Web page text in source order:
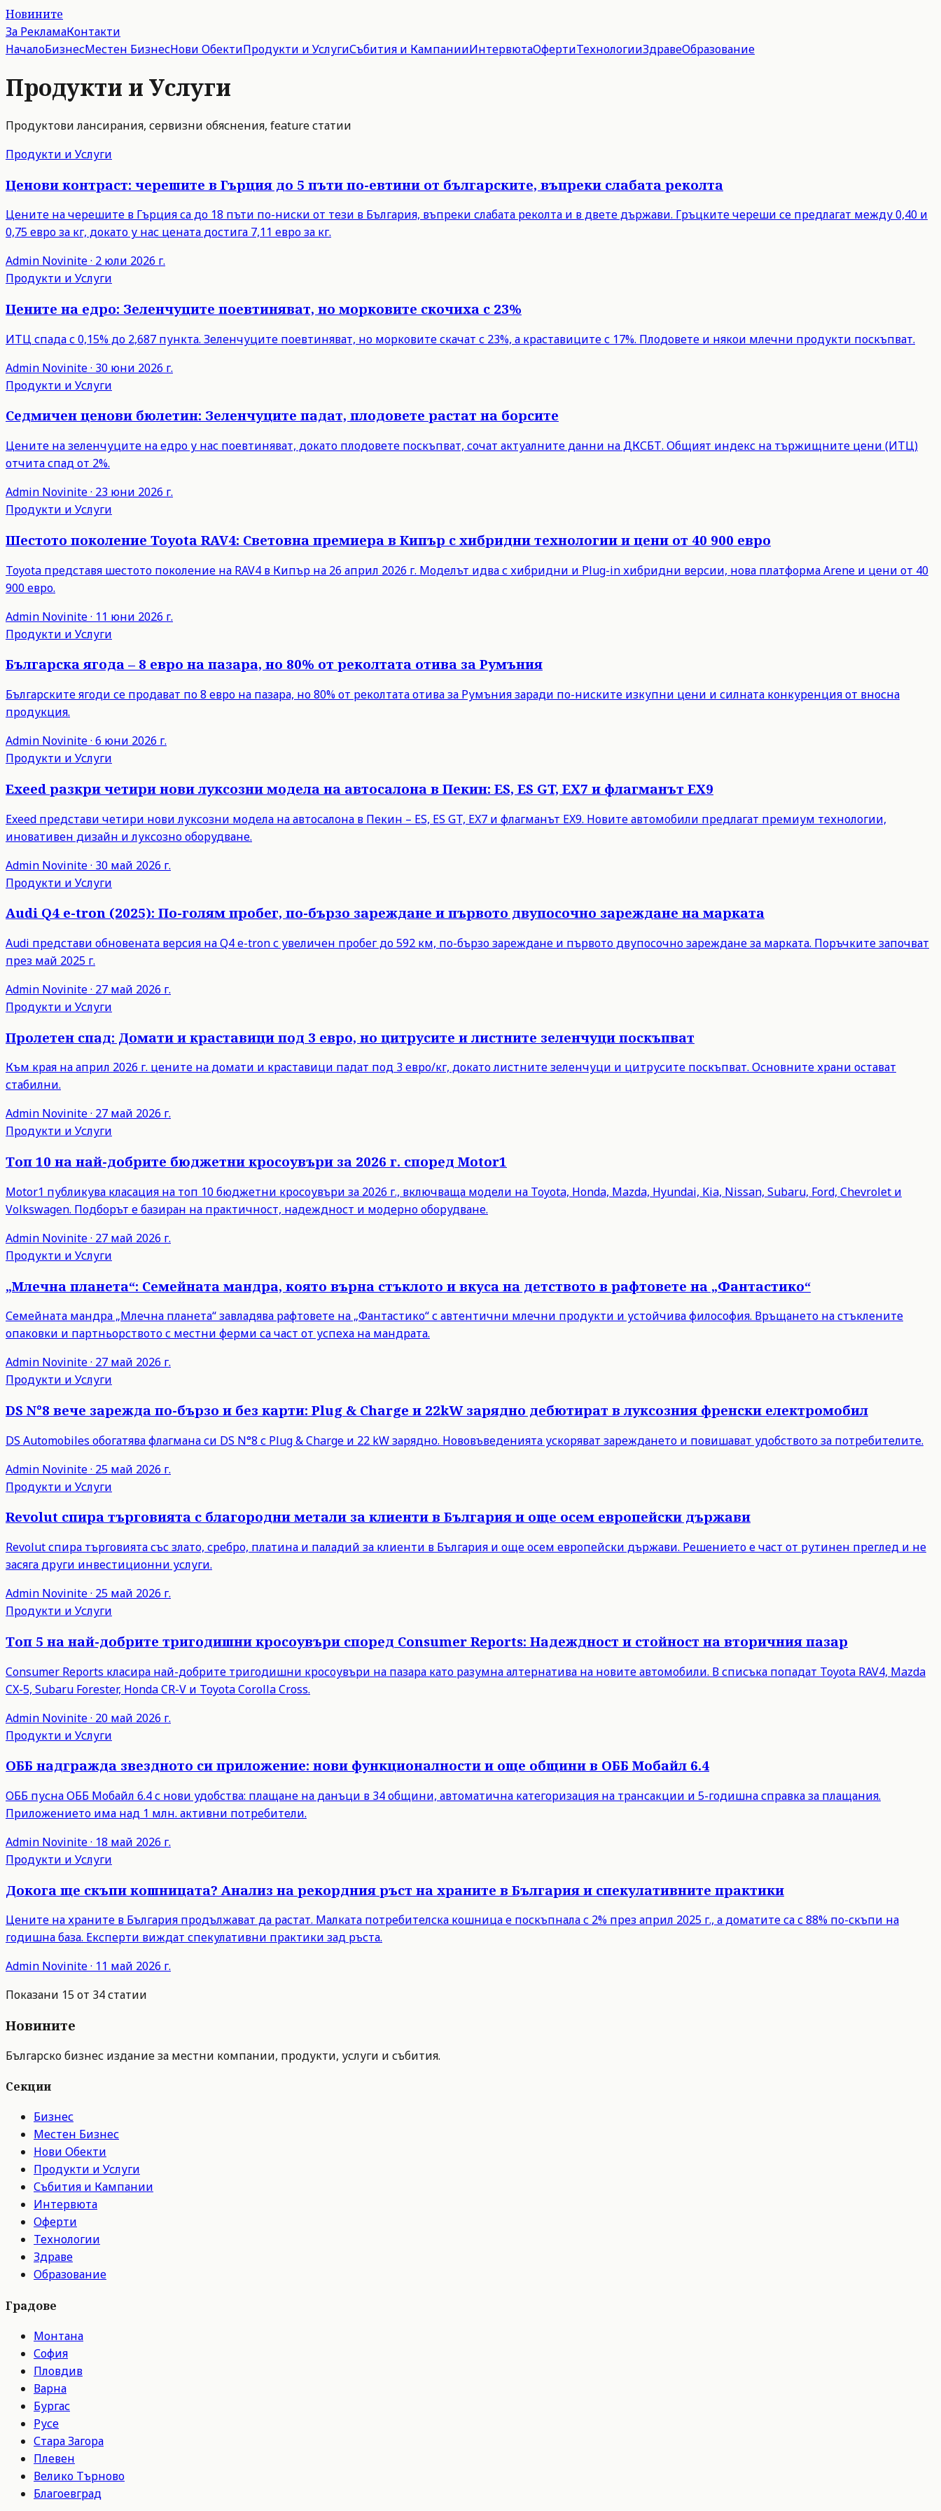
Новините
За РекламаКонтакти
НачалоБизнесМестен БизнесНови ОбектиПродукти и УслугиСъбития и КампанииИнтервютаОфертиТехнологииЗдравеОбразование
Продукти и Услуги
Продуктови лансирания, сервизни обяснения, feature статии
Продукти и Услуги
Ценови контраст: черешите в Гърция до 5 пъти по-евтини от българските, въпреки слабата реколта
Цените на черешите в Гърция са до 18 пъти по-ниски от тези в България, въпреки слабата реколта и в двете държави. Гръцките череши се предлагат между 0,40 и
0,75 евро за кг, докато у нас цената достига 7,11 евро за кг.
Admin Novinite· 2 юли 2026 г.
Продукти и Услуги
Цените на едро: Зеленчуците поевтиняват, но морковите скочиха с 23%
ИТЦ спада с 0,15% до 2,687 пункта. Зеленчуците поевтиняват, но морковите скачат с 23%, а краставиците с 17%. Плодовете и някои млечни продукти поскъпват.
Admin Novinite· 30 юни 2026 г.
Продукти и Услуги
Седмичен ценови бюлетин: Зеленчуците падат, плодовете растат на борсите
Цените на зеленчуците на едро у нас поевтиняват, докато плодовете поскъпват, сочат актуалните данни на ДКСБТ. Общият индекс на тържищните цени (ИТЦ)
отчита спад от 2%.
Admin Novinite· 23 юни 2026 г.
Продукти и Услуги
Шестото поколение Toyota RAV4: Световна премиера в Кипър с хибридни технологии и цени от 40 900 евро
Toyota представя шестото поколение на RAV4 в Кипър на 26 април 2026 г. Моделът идва с хибридни и Plug-in хибридни версии, нова платформа Arene и цени от 40
900 евро.
Admin Novinite· 11 юни 2026 г.
Продукти и Услуги
Българска ягода – 8 евро на пазара, но 80% от реколтата отива за Румъния
Българските ягоди се продават по 8 евро на пазара, но 80% от реколтата отива за Румъния заради по-ниските изкупни цени и силната конкуренция от вносна
продукция.
Admin Novinite· 6 юни 2026 г.
Продукти и Услуги
Exeed разкри четири нови луксозни модела на автосалона в Пекин: ES, ES GT, EX7 и флагманът EX9
Exeed представи четири нови луксозни модела на автосалона в Пекин – ES, ES GT, EX7 и флагманът EX9. Новите автомобили предлагат премиум технологии,
иновативен дизайн и луксозно оборудване.
Admin Novinite· 30 май 2026 г.
Продукти и Услуги
Audi Q4 e-tron (2025): По-голям пробег, по-бързо зареждане и първото двупосочно зареждане на марката
Audi представи обновената версия на Q4 e-tron с увеличен пробег до 592 км, по-бързо зареждане и първото двупосочно зареждане за марката. Поръчките започват
през май 2025 г.
Admin Novinite· 27 май 2026 г.
Продукти и Услуги
Пролетен спад: Домати и краставици под 3 евро, но цитрусите и листните зеленчуци поскъпват
Към края на април 2026 г. цените на домати и краставици падат под 3 евро/кг, докато листните зеленчуци и цитрусите поскъпват. Основните храни остават
стабилни.
Admin Novinite· 27 май 2026 г.
Продукти и Услуги
Топ 10 на най-добрите бюджетни кросоувъри за 2026 г. според Motor1
Motor1 публикува класация на топ 10 бюджетни кросоувъри за 2026 г., включваща модели на Toyota, Honda, Mazda, Hyundai, Kia, Nissan, Subaru, Ford, Chevrolet и
Volkswagen. Подборът е базиран на практичност, надеждност и модерно оборудване.
Admin Novinite· 27 май 2026 г.
Продукти и Услуги
„Млечна планета“: Семейната мандра, която върна стъклото и вкуса на детството в рафтовете на „Фантастико“
Семейната мандра „Млечна планета“ завладява рафтовете на „Фантастико“ с автентични млечни продукти и устойчива философия. Връщането на стъклените
опаковки и партньорството с местни ферми са част от успеха на мандрата.
Admin Novinite· 27 май 2026 г.
Продукти и Услуги
DS N°8 вече зарежда по-бързо и без карти: Plug & Charge и 22kW зарядно дебютират в луксозния френски електромобил
DS Automobiles обогатява флагмана си DS N°8 с Plug & Charge и 22 kW зарядно. Нововъведенията ускоряват зареждането и повишават удобството за потребителите.
Admin Novinite· 25 май 2026 г.
Продукти и Услуги
Revolut спира търговията с благородни метали за клиенти в България и още осем европейски държави
Revolut спира търговията със злато, сребро, платина и паладий за клиенти в България и още осем европейски държави. Решението е част от рутинен преглед и не
засяга други инвестиционни услуги.
Admin Novinite· 25 май 2026 г.
Продукти и Услуги
Топ 5 на най-добрите тригодишни кросоувъри според Consumer Reports: Надеждност и стойност на вторичния пазар
Consumer Reports класира най-добрите тригодишни кросоувъри на пазара като разумна алтернатива на новите автомобили. В списъка попадат Toyota RAV4, Mazda
CX-5, Subaru Forester, Honda CR-V и Toyota Corolla Cross.
Admin Novinite· 20 май 2026 г.
Продукти и Услуги
ОББ надгражда звездното си приложение: нови функционалности и още общини в ОББ Мобайл 6.4
ОББ пусна ОББ Мобайл 6.4 с нови удобства: плащане на данъци в 34 общини, автоматична категоризация на трансакции и 5-годишна справка за плащания.
Приложението има над 1 млн. активни потребители.
Admin Novinite· 18 май 2026 г.
Продукти и Услуги
Докога ще скъпи кошницата? Анализ на рекордния ръст на храните в България и спекулативните практики
Цените на храните в България продължават да растат. Малката потребителска кошница е поскъпнала с 2% през април 2025 г., а доматите са с 88% по-скъпи на
годишна база. Експерти виждат спекулативни практики зад ръста.
Admin Novinite· 11 май 2026 г.
Показани 15от 34статии
Новините
Българско бизнес издание за местни компании, продукти, услуги и събития.
Секции
Бизнес
Местен Бизнес
Нови Обекти
Продукти и Услуги
Събития и Кампании
Интервюта
Оферти
Технологии
Здраве
Образование
Градове
Монтана
София
Пловдив
Варна
Бургас
Русе
Стара Загора
Плевен
Велико Търново
Благоевград